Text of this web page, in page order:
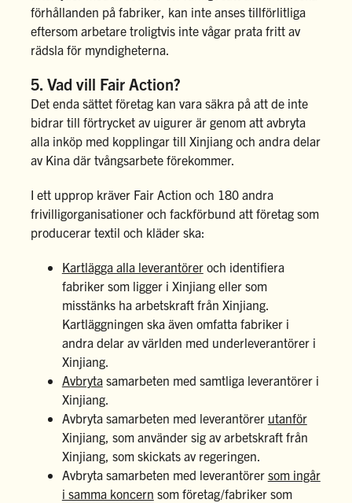
förhållanden på fabriker, kan inte anses tillförlitliga
eftersom arbetare troligtvis inte vågar prata fritt av
rädsla för myndigheterna.
5. Vad vill Fair Action?
Det enda sättet företag kan vara säkra på att de inte
bidrar till förtrycket av uigurer är genom att avbryta
alla inköp med kopplingar till Xinjiang och andra delar
av Kina där tvångsarbete förekommer.
I ett upprop kräver Fair Action och 180 andra
frivilligorganisationer och fackförbund att företag som
producerar textil och kläder ska:
Kartlägga alla leverantöreroch identifiera
fabriker som ligger i Xinjiang eller som
misstänks ha arbetskraft från Xinjiang.
Kartläggningen ska även omfatta fabriker i
andra delar av världen med underleverantörer i
Xinjiang.
Avbrytasamarbeten med samtliga leverantörer i
Xinjiang.
Avbryta samarbeten med leverantörer utanför
Xinjiang, som använder sig av arbetskraft från
Xinjiang, som skickats av regeringen.
Avbryta samarbeten med leverantörer som ingår
i samma koncern som företag/fabriker som